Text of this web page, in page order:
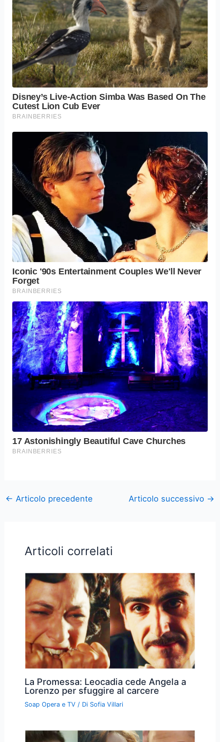
← Articolo precedente Articolo successivo →
Articoli correlati
La Promessa: Leocadia cede Angela a
Lorenzo per sfuggire al carcere
Soap Opera e TV / Di Sofia Villari